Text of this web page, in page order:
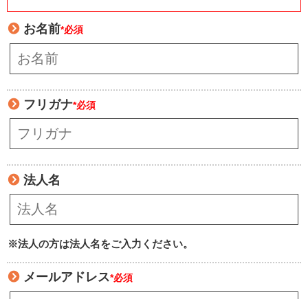
お名前*必須
フリガナ*必須
法人名
※法人の方は法人名をご入力ください。
メールアドレス*必須